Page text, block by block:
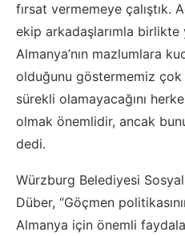
fırsat vermemeye çalıştık.
ekip arkadaşlarımla birlikte
Almanya’nın mazlumlara
olduğunu göstermemiz
sürekli olamayacağını
olmak önemlidir, ancak
dedi.
Würzburg Belediyesi
Düber, “Göçmen
Almanya için önemli